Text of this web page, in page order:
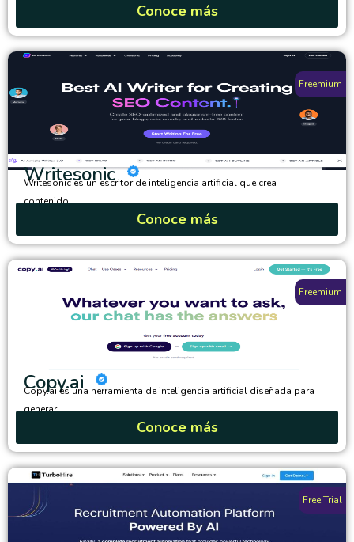
Conoce más
Writesonic
Writesonic es un escritor de inteligencia artificial que crea
contenido...
Conoce más
Freemium
Copy.ai
Copy.ai es una herramienta de inteligencia artificial diseñada para
generar...
Conoce más
Freemium
Free Trial